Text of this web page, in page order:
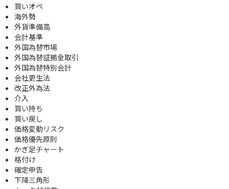
買いオペ
海外勢
外貨準備高
会計基準
外国為替市場
外国為替証拠金取引
外国為替特別会計
会社更生法
改正外為法
介入
買い持ち
買い戻し
価格変動リスク
価格優先原則
かぎ足チャート
格付け
確定申告
下降三角形